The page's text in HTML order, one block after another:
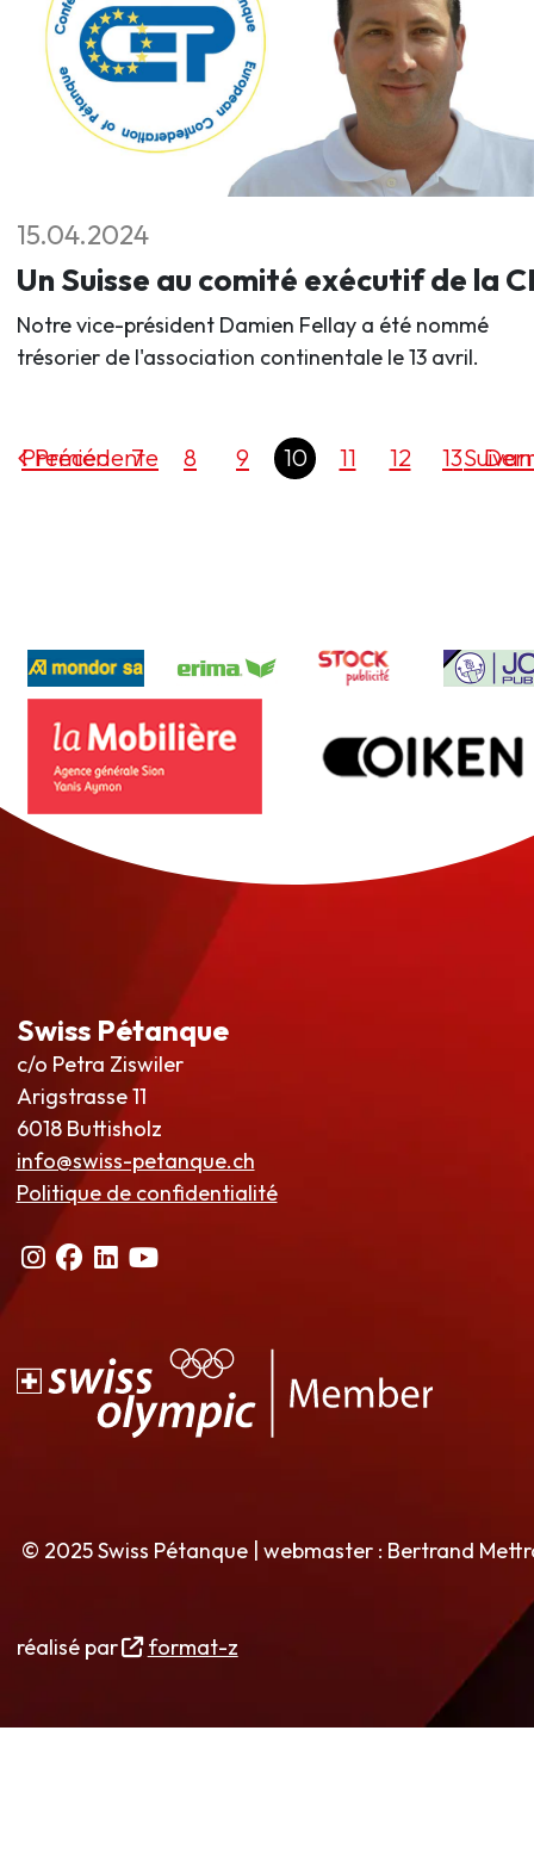
15.04.2024
Un Suisse au comité exécutif de la
Notre vice-président Damien Fellay a été nommé
trésorier de l'association continentale le 13 avril.
Précédente
Premier 7 8 9 10 11 12 13
Swiss Pétanque
c/o Petra Ziswiler
Arigstrasse 11
6018 Buttisholz
info@swiss-petanque.ch
Politique de confidentialité
© 2025 Swiss Pétanque | webmaster : Bertrand
réalisé par format-z